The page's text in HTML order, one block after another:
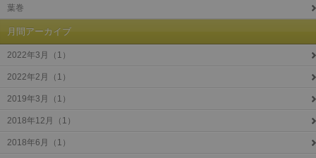
葉巻
月間アーカイブ
2022年3月（1）
2022年2月（1）
2019年3月（1）
2018年12月（1）
2018年6月（1）